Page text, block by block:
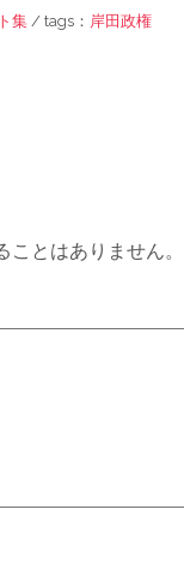
集/ tags： 岸田政権
とはありません。